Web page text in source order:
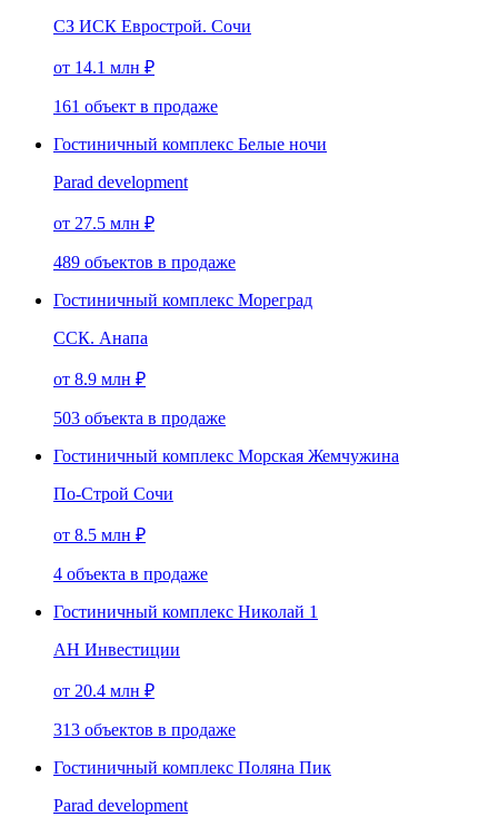
СЗ ИСК Еврострой. Сочи
от 14.1 млн ₽
161 объект в продаже
Гостиничный комплекс Белые ночи
Parad development
от 27.5 млн ₽
489 объектов в продаже
Гостиничный комплекс Мореград
ССК. Анапа
от 8.9 млн ₽
503 объекта в продаже
Гостиничный комплекс Морская Жемчужина
По-Строй Сочи
от 8.5 млн ₽
4 объекта в продаже
Гостиничный комплекс Николай 1
АН Инвестиции
от 20.4 млн ₽
313 объектов в продаже
Гостиничный комплекс Поляна Пик
Parad development